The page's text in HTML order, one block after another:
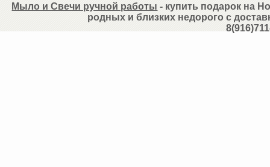
Мыло и Свечи ручной работы - купить подарок на
родных и близких недорого с